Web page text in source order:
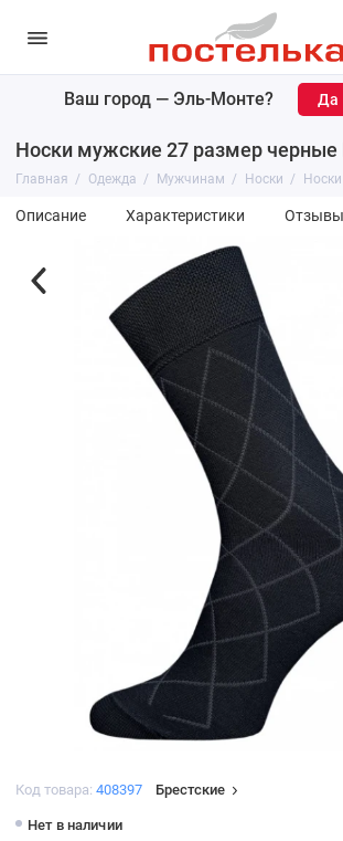
Ваш город — Эль-Монте?
Носки мужские 27 размер черные
Главная Одежда Мужчинам Носки
Описание Характеристики Отзывы
Код товара: 408397 Брестские
Нет в наличии